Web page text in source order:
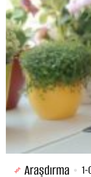
Araşdırma